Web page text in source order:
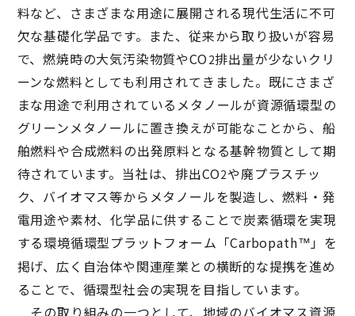
料など、さまざまな用途に展開される現代生活に不可
欠な基礎化学品です。また、従来から取り扱いが容易
で、燃焼時の大気汚染物質やCO 2排出量が少ないクリ
ーンな燃料としても利用されてきました。既にさまざ
まな用途で利用されているメタノールが資源循環型の
グリーンメタノールに置き換えが可能なことから、船
舶燃料や合成燃料の出発原料となる基幹物質として期
待されています。当社は、排出CO2や廃プラスチッ
ク、バイオマス等からメタノールを製造し、燃料・発
電用途や素材、化学品に供することで炭素循環を実現
する環境循環型プラットフォーム「Carbopath™ 」を
掲げ、広く自治体や関連産業との横断的な提携を進め
ることで、循環型社会の実現を目指しています。
その取り組みの一つとして、地域のバイオマス資源